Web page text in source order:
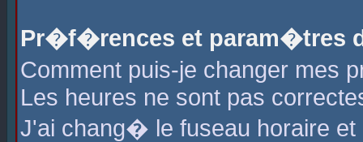
Pr�f�rences et param�tres
Comment puis-je changer mes
Les heures ne sont pas
J'ai chang� le fuseau horaire